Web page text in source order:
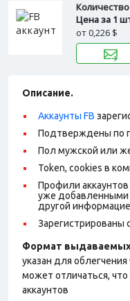
Количество
Цена за 1
от0,226 $
Описание.
Аккаунты FB
Подтверждены по
Пол мужской или
Token, cookies в
Профили аккаунтов
уже добавленными
другой
Зарегистрированы
Формат выдаваемых
указан для
может отличаться, что
аккаунтов